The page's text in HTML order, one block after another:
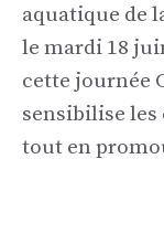
aquatique de
le mardi 18
cette journée
sensibilise les
tout en